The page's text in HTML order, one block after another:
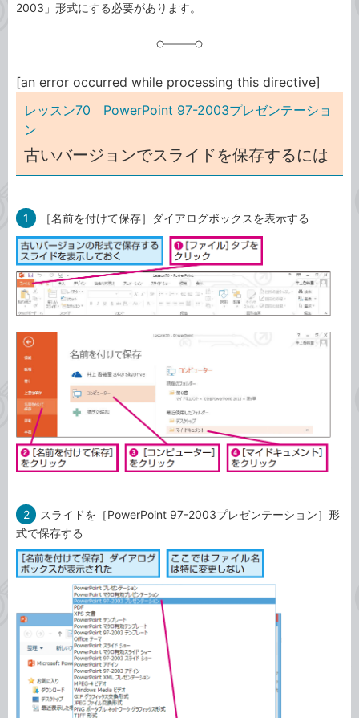
2003」形式にする必要があります。
[an error occurred while processing this directive]
レッスン70 PowerPoint 97-2003プレゼンテーショ
ン
古いバージョンでスライドを保存するには
1 ［名前を付けて保存］ダイアログボックスを表示する
2
スライドを［PowerPoint 97-2003プレゼンテーション］形
式で保存する